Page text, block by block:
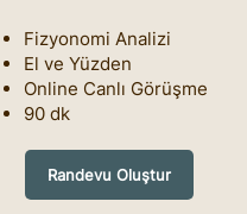
Fizyonomi Analizi
El ve Yüzden
Online Canlı Görüşme
90 dk
Randevu Oluştur